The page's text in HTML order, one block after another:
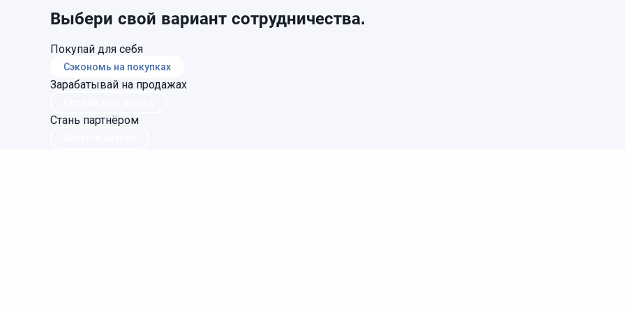
Выбери свой вариант сотрудничества.
Покупай для себя
Сэкономь на покупках
Зарабатывай на продажах
Стань партнёром